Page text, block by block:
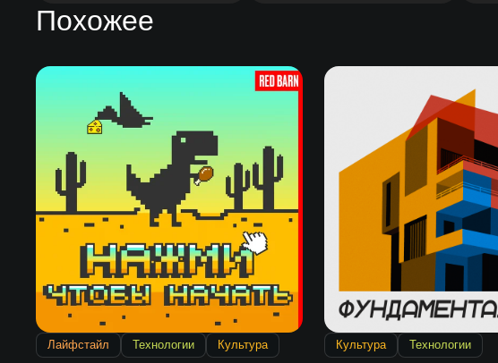
Похожее
Лайфстайл Технологии Культура Культура Технологии